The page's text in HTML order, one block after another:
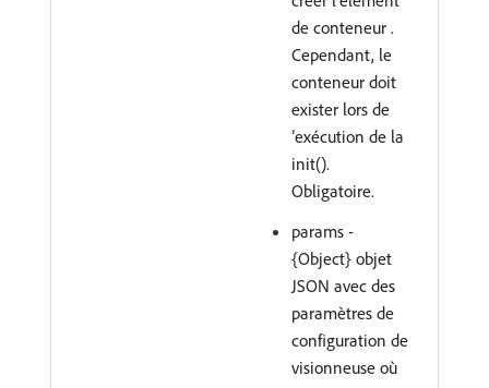
de conteneur .
Cependant, le
conteneur doit
exister lors de
’exécution de la
init().
Obligatoire.
params -
{Object} objet
JSON avec des
paramètres de
configuration de
visionneuse où